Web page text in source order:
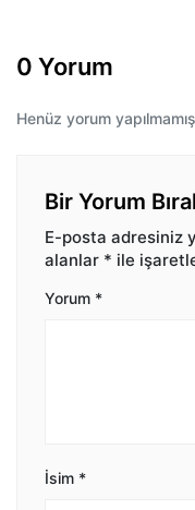
0 Yorum
Henüz yorum
Bir Yorum
E-posta adresiniz
alanlar * ile
Yorum *
İsim *